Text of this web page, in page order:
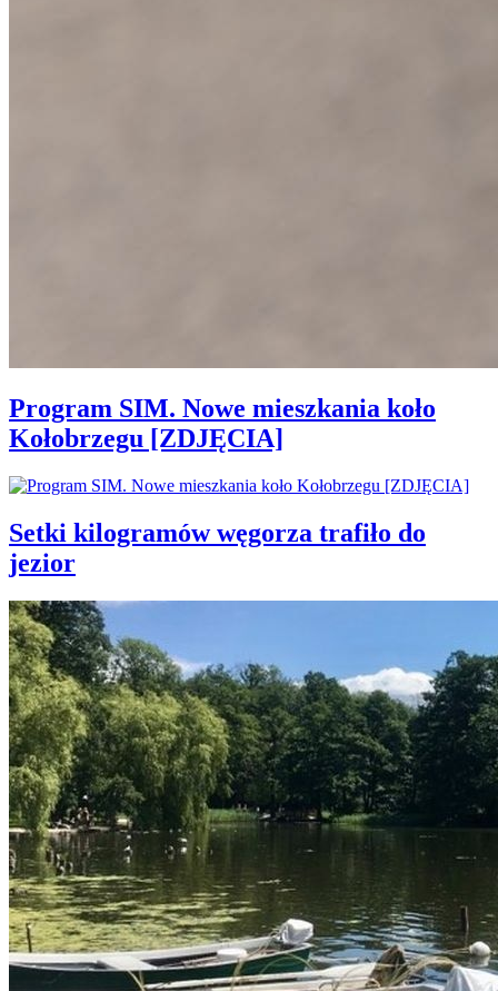
Program SIM. Nowe mieszkania koło
Kołobrzegu [ZDJĘCIA]
Setki kilogramów węgorza trafiło do
jezior